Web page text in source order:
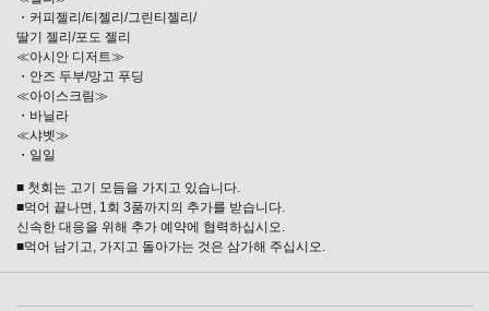
・커피젤리/티젤리/그린티젤리/
딸기 젤리/포도 젤리
≪아시안 디저트≫
・안즈 두부/망고 푸딩
≪아이스크림≫
・바닐라
≪샤벳≫
・일일
■ 첫회는 고기 모듬을 가지고 있습니다.
■먹어 끝나면, 1회 3품까지의 추가를 받습니다.
신속한 대응을 위해 추가 예약에 협력하십시오.
■먹어 남기고, 가지고 돌아가는 것은 삼가해 주십시오.
この店舗情報をシェアする
인기 No1[90분]야키니쿠 뷔페 ≪흑모 와규≫5980엔 어린이
6~10세 2990엔 5세 이하 무료 | 焼肉・しゃぶしゃぶれんが
茨城県つくば市春日４－１－１
https://rengatei-tsukuba.owst.jp/courses/2284299
お店情報をコピー